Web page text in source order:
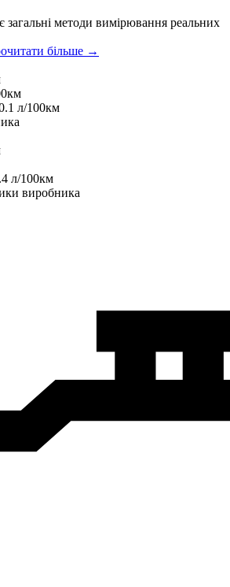
загальні методи вимірювання реальних
більше →
л/100км
л/100км
виробника